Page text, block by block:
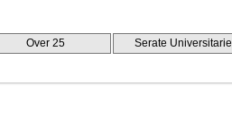
Over 25
Serate Universitarie